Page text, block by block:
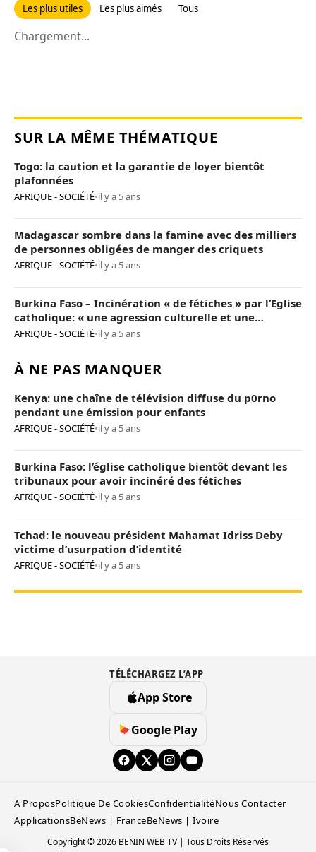
Les plus utiles Les plus aimés Tous
Chargement...
SUR LA MÊME THÉMATIQUE
Togo: la caution et la garantie de loyer bientôt
plafonnées
AFRIQUE - SOCIÉTÉ•il y a 5 ans
Madagascar sombre dans la famine avec des milliers
de personnes obligées de manger des criquets
AFRIQUE - SOCIÉTÉ•il y a 5 ans
Burkina Faso – Incinération « de fétiches » par l’Eglise
catholique: « une agression culturelle et une
provocation de trop »
AFRIQUE - SOCIÉTÉ•il y a 5 ans
À NE PAS MANQUER
Kenya: une chaîne de télévision diffuse du p0rno
pendant une émission pour enfants
AFRIQUE - SOCIÉTÉ•il y a 5 ans
Burkina Faso: l’église catholique bientôt devant les
tribunaux pour avoir incinéré des fétiches
AFRIQUE - SOCIÉTÉ•il y a 5 ans
Tchad: le nouveau président Mahamat Idriss Deby
victime d’usurpation d’identité
AFRIQUE - SOCIÉTÉ•il y a 5 ans
TÉLÉCHARGEZ L’APP
App Store
Google Play
A ProposPolitique De CookiesConfidentialitéNous Contacter
ApplicationsBeNews | FranceBeNews | Ivoire
Copyright © 2026 BENIN WEB TV | Tous Droits Réservés